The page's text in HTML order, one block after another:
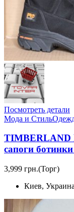
Посмотреть детали
Мода и Стиль
TIMBERLAND
сапоги
3,999 грн.(Торг)
Киев, Украина